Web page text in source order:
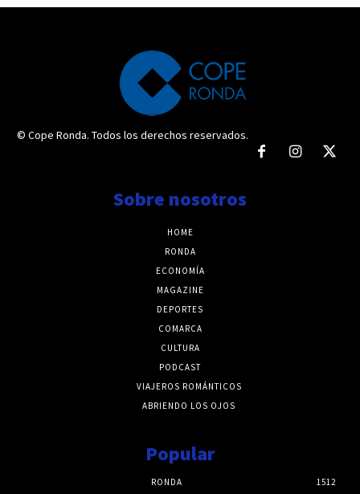
© Cope Ronda. Todos los derechos reservados.
Sobre nosotros
HOME
RONDA
ECONOMÍA
MAGAZINE
DEPORTES
COMARCA
CULTURA
PODCAST
VIAJEROS ROMÁNTICOS
ABRIENDO LOS OJOS
Popular
RONDA 1512